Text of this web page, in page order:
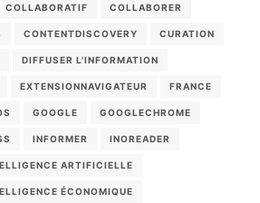
COLLABORATIF COLLABORER
CONTENTDISCOVERY CURATION
DIFFUSER L'INFORMATION
EXTENSIONNAVIGATEUR FRANCE
GOOGLE GOOGLECHROME
INFORMER INOREADER
ARTIFICIELLE
ÉCONOMIQUE